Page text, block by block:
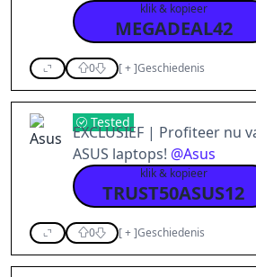
klik & kopieer
MEGADEAL42
0 [+]Geschiedenis
Tested
EXCLUSIEF | Profiteer nu
ASUS laptops! @Asus
klik & kopieer
TRUST50ASUS12
0 [+]Geschiedenis